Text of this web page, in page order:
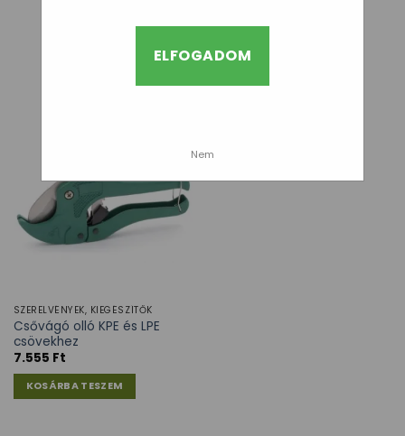
ELFOGADOM
Nem
SZERELVÉNYEK, KIEGÉSZÍTŐK
Csővágó olló KPE és LPE
csövekhez
7.555 Ft
KOSÁRBA TESZEM